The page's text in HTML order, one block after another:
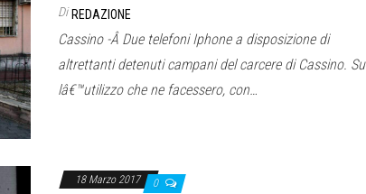
Di REDAZIONE
Cassino -Â Due telefoni Iphone a disposizione di
altrettanti detenuti campani del carcere di Cassino. Su
lâ€™utilizzo che ne facessero, con…
18 Marzo 2017 0